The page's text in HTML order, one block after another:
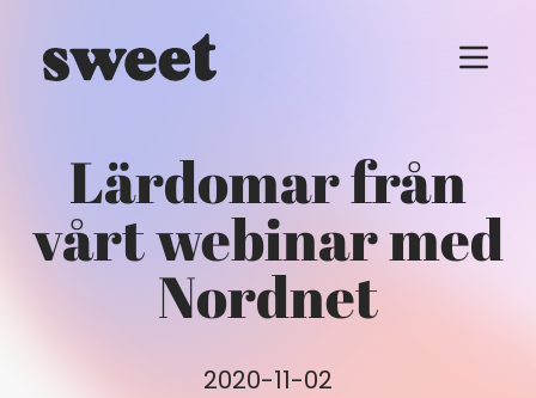
Menu
Lärdomar från
vårt webinar med
Nordnet
2020-11-02